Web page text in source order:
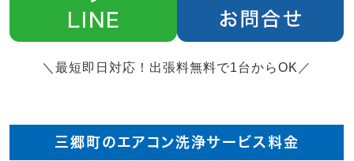
＼最短即日対応！出張料無料で1台からOK／
三郷町のエアコン洗浄サービス料金